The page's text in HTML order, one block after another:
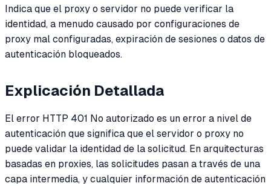
Indica que el proxy o servidor no puede verificar la
identidad, a menudo causado por configuraciones de
proxy mal configuradas, expiración de sesiones o datos de
autenticación bloqueados.
Explicación Detallada
El error HTTP 401 No autorizado es un error a nivel de
autenticación que significa que el servidor o proxy no
puede validar la identidad de la solicitud. En arquitecturas
basadas en proxies, las solicitudes pasan a través de una
capa intermedia, y cualquier información de autenticación